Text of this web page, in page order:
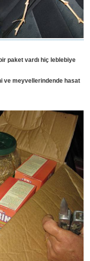
paket vardı hiç leblebiye
ve meyvellerindende hasat